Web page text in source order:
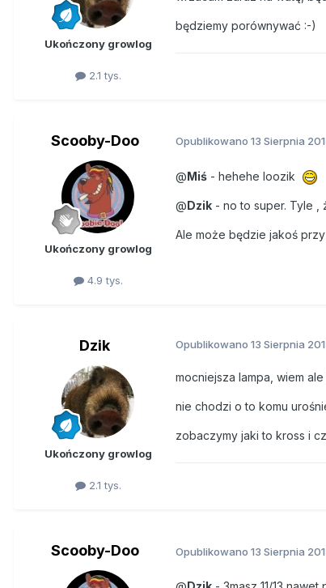
Ukończony growlog
2.1 tys.
będziemy porównywać :-)
Scooby-Doo
Ukończony growlog
4.9 tys.
Opublikowano 13 Sierpnia
@Miś - hehehe loozik
@Dzik - no to super. Tyle ,
Ale może będzie jakoś
Dzik
Ukończony growlog
2.1 tys.
Opublikowano 13 Sierpnia
mocniejsza lampa, wiem
nie chodzi o to komu
zobaczymy jaki to kross i
Scooby-Doo Opublikowano 13 Sierpnia